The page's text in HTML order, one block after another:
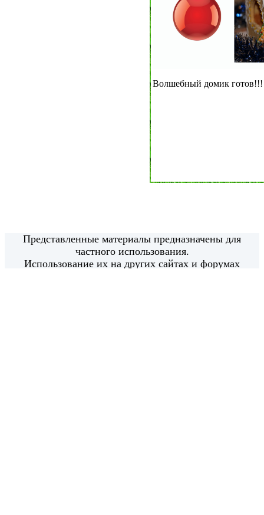
Волшебный домик готов!!!
Представленные материалы предназначены для
частного использования.
Использование их на других сайтах и форумах